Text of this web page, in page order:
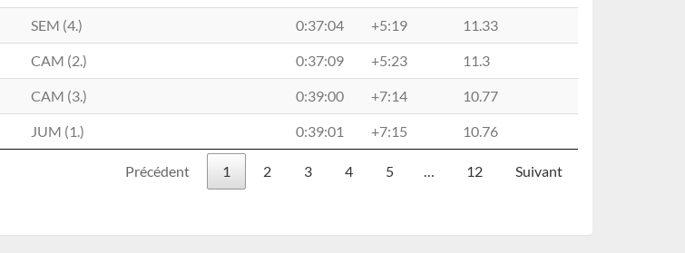
SEM (4.) 0:37:04 +5:19 11.33
CAM (2.) 0:37:09 +5:23 11.3
CAM (3.) 0:39:00 +7:14 10.77
JUM (1.) 0:39:01 +7:15
10.76
Précédent 1 2 3 4 5 12 Suivant